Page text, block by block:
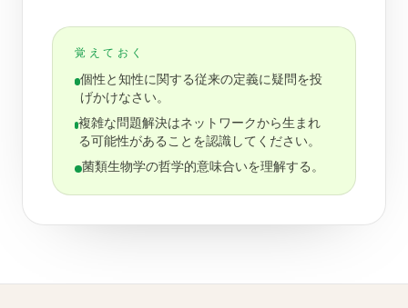
覚えておく
個性と知性に関する従来の定義に疑問を投
げかけなさい。
複雑な問題解決はネットワークから生まれ
る可能性があることを認識してください。
菌類生物学の哲学的意味合いを理解する。